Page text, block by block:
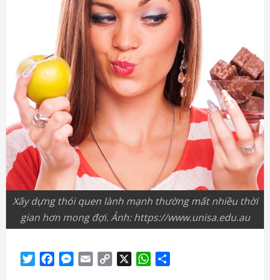
Xây dựng thói quen lành mạnh thường mất nhiều thời
gian hơn mong đợi. Ảnh: https://www.unisa.edu.au
TwitterFacebookMessenger
Email
Copy
WhatsApp